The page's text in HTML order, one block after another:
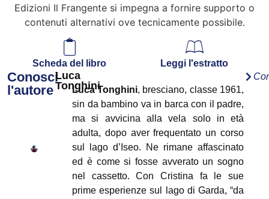
Edizioni Il Frangente si impegna a fornire supporto o
contenuti alternativi ove tecnicamente possibile.
Scheda del libro Leggi l'estratto
Conosci
l'autore
Luca
Tonghini
Luca Tonghini, bresciano, classe 1961,
sin da bambino va in barca con il padre,
ma si avvicina alla vela solo in età
adulta, dopo aver frequentato un corso
sul lago d’Iseo. Ne rimane affascinato
ed è come si fosse avverato un sogno
nel cassetto. Con Cristina fa le sue
prime esperienze sul lago di Garda, “da